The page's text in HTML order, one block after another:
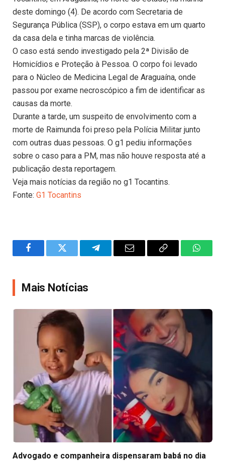
deste domingo (4). De acordo com Secretaria de
Segurança Pública (SSP), o corpo estava em um quarto
da casa dela e tinha marcas de violência.
O caso está sendo investigado pela 2ª Divisão de
Homicídios e Proteção à Pessoa. O corpo foi levado
para o Núcleo de Medicina Legal de Araguaína, onde
passou por exame necroscópico a fim de identificar as
causas da morte.
Durante a tarde, um suspeito de envolvimento com a
morte de Raimunda foi preso pela Polícia Militar junto
com outras duas pessoas. O g1 pediu informações
sobre o caso para a PM, mas não houve resposta até a
publicação desta reportagem.
Veja mais notícias da região no g1 Tocantins.
Fonte: G1 Tocantins
FacebookTwitter TelegramEmail
Copy
Mais Notícias
Advogado e companheira dispensaram babá no dia